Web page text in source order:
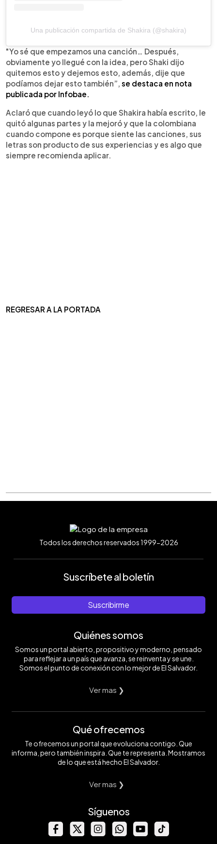
Una publicación compartida de Shakira (@shakira)
"Yo sé que empezamos una canción… Después,
obviamente yo llegué con la idea, pero Shaki dijo
quitemos esto y dejemos esto, además, dije que
podíamos dejar esto también”, se destaca en nota
publicada por Infobae.
Aclaró que cuando leyó lo que Shakira había escrito, le
quitó algunas partes y la mejoró y que la colombiana
cuando compone es porque siente las canciones, sus
letras son producto de sus experiencias y es algo que
siempre recomienda aplicar.
REGRESAR A LA PORTADA
Todos los derechos reservados 1999-2026
Suscríbete al boletín
Suscribirme
Quiénes somos
Somos un portal abierto, propositivo y moderno, pensado
para reflejar a un país que avanza, se reinventa y se une.
Somos el punto de conexión con lo mejor de El Salvador.
Ver mas ❯
Qué ofrecemos
Te ofrecemos un portal que evoluciona contigo. Que
informa, pero también inspira. Que te representa. Mostramos
de lo que está hecho El Salvador.
Ver mas ❯
Síguenos